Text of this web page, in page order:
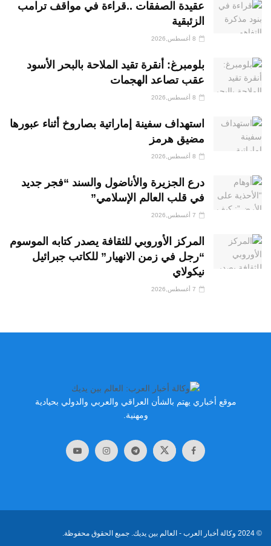
عقيدة الصفقات ..قراءة في مواقف ترامب
الزئبقية
بلومبرغ: أنقرة تقيد الملاحة بالبحر الأسود
عقب تصاعد الهجمات
استهداف سفينة إماراتية بصاروخ أثناء عبورها
مضيق هرمز
درع الجزيرة والأناضول والسند “فجر جديد
في قلب العالم الإسلامي”
المركز الأوروبي للثقافة يصدر كتابه الموسوم
“رجل في زمن الانهيار” للكاتب جبرائيل
نيكولاي
موقع أخباري يهتم بالشأن العراقي والعربي والدولي بحيادية
ومهنية.
© 2024 وكالة أخبار العرب - العالم بين يديك. جميع الحقوق محفوظة.